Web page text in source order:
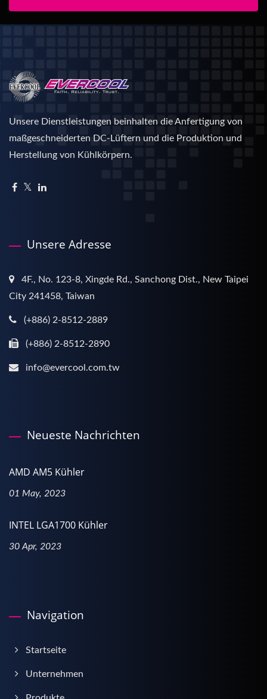
Unsere Dienstleistungen beinhalten die Anfertigung von
maßgeschneiderten DC-Lüftern und die Produktion und
Herstellung von Kühlkörpern.
Unsere Adresse
4F., No. 123-8, Xingde Rd., Sanchong Dist., New Taipei
City 241458, Taiwan
(+886) 2-8512-2889
(+886) 2-8512-2890
info@evercool.com.tw
Neueste Nachrichten
AMD AM5 Kühler
01 May, 2023
INTEL LGA1700 Kühler
30 Apr, 2023
Navigation
Startseite
Unternehmen